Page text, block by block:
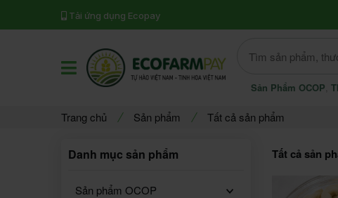
Tải ứng dụng Ecopay
Offcanvas Category Open
Sản Phẩm OCOP
Trang chủ Sản phẩm Tất cả sản phẩm
Danh mục sản phẩm
Sản phẩm OCOP
Tất cả sản